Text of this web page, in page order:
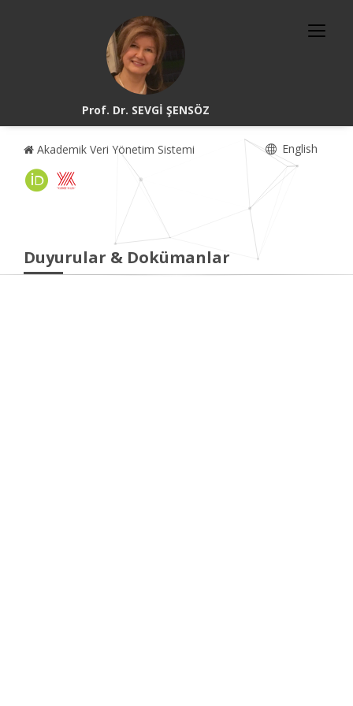
Prof. Dr. SEVGİ ŞENSÖZ
Akademik Veri Yönetim Sistemi English
Duyurular & Dokümanlar